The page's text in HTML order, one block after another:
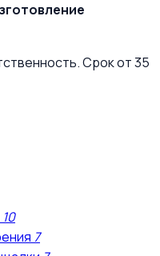
Срок от 35
10
7